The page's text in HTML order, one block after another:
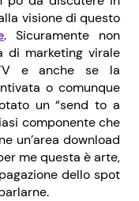
visione di questo
. Sicuramente non
di marketing virale
e anche se la
o comunque
un “send to a
componente che
un’area download
me questa è arte,
dello spot